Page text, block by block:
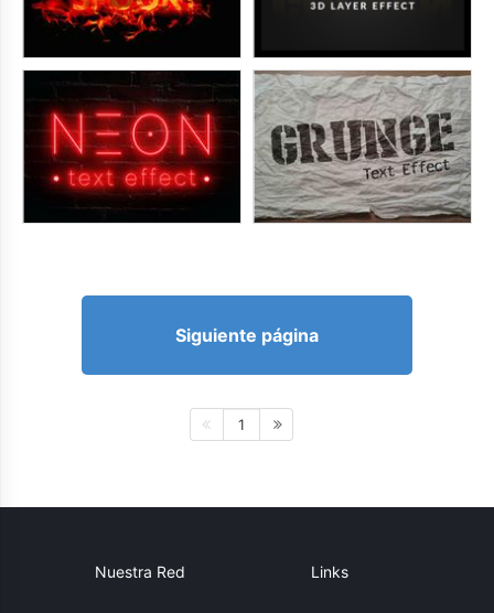
Siguiente página
1
Nuestra Red Links